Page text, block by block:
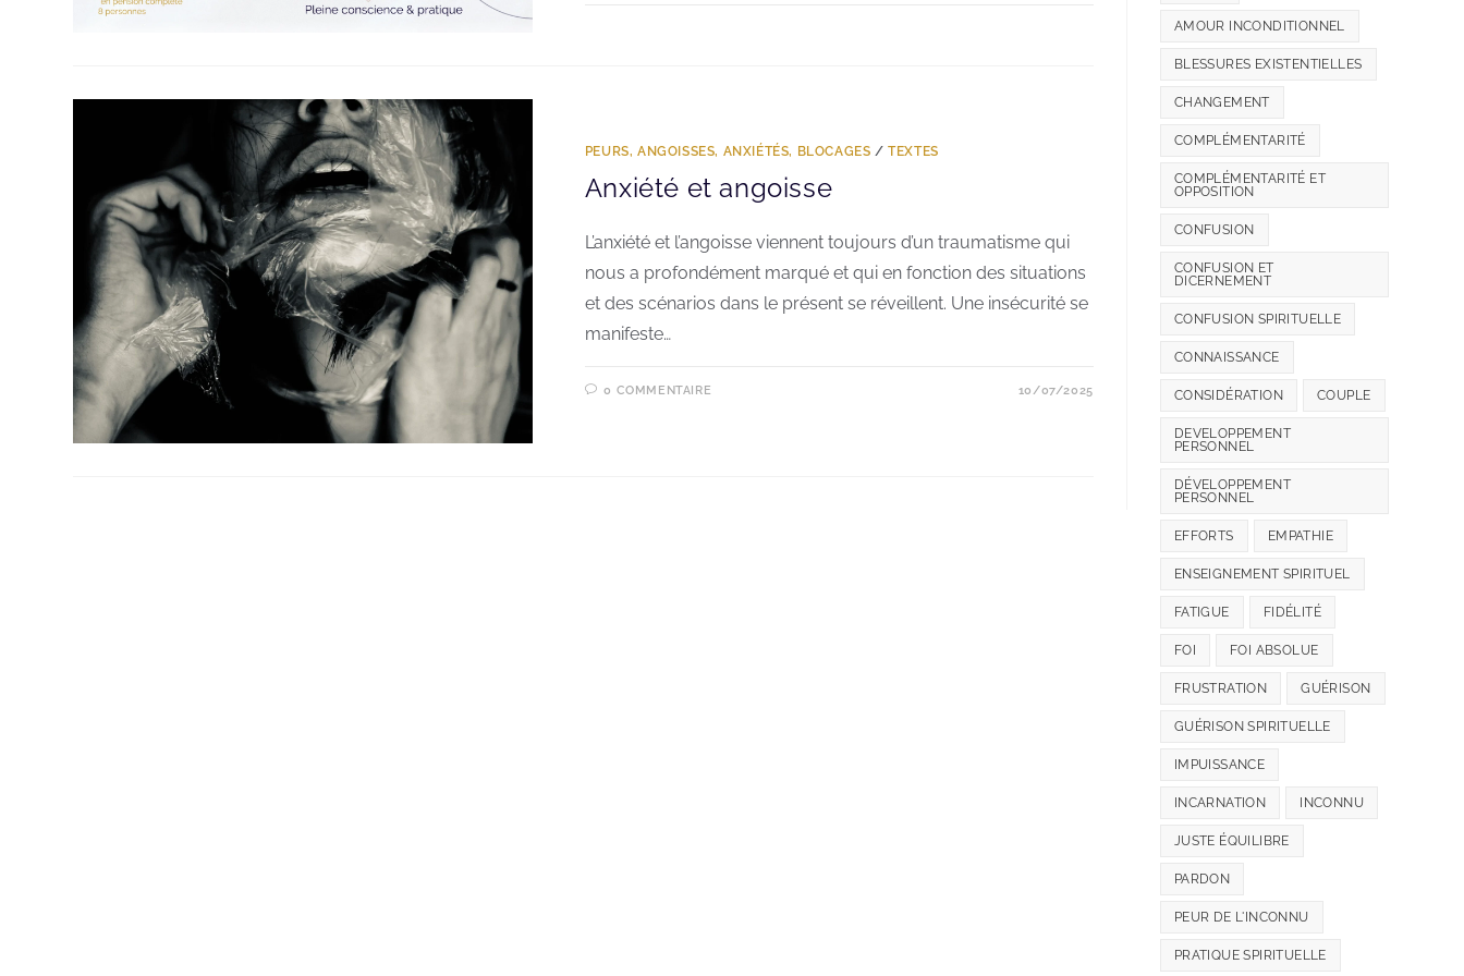
PEURS, ANGOISSES, ANXIÉTÉS, BLOCAGES /TEXTES
Anxiété et angoisse
L’anxiété et l’angoisse viennent toujours d’un traumatisme qui
nous a profondément marqué et qui en fonction des situations
et des scénarios dans le présent se réveillent. Une insécurité se
manifeste…
0 COMMENTAIRE 10/07/2025
AMOUR INCONDITIONNEL
BLESSURES EXISTENTIELLES
CHANGEMENT
COMPLÉMENTARITÉ
COMPLÉMENTARITÉ ET
OPPOSITION
CONFUSION
CONFUSION ET
DICERNEMENT
CONFUSION SPIRITUELLE
CONNAISSANCE
CONSIDÉRATION COUPLE
DEVELOPPEMENT
PERSONNEL
DÉVELOPPEMENT
PERSONNEL
EFFORTS EMPATHIE
ENSEIGNEMENT SPIRITUEL
FATIGUE FIDÉLITÉ
FOI FOI ABSOLUE
FRUSTRATION GUÉRISON
GUÉRISON SPIRITUELLE
IMPUISSANCE
INCARNATION INCONNU
JUSTE ÉQUILIBRE
PARDON
PEUR DE L'INCONNU
PRATIQUE SPIRITUELLE